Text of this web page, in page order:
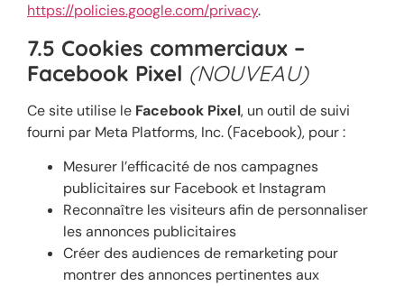
https://policies.google.com/privacy.
7.5 Cookies commerciaux –
Facebook Pixel (NOUVEAU)
Ce site utilise le Facebook Pixel, un outil de suivi
fourni par Meta Platforms, Inc. (Facebook), pour :
Mesurer l’efficacité de nos campagnes
publicitaires sur Facebook et Instagram
Reconnaître les visiteurs afin de personnaliser
les annonces publicitaires
Créer des audiences de remarketing pour
montrer des annonces pertinentes aux